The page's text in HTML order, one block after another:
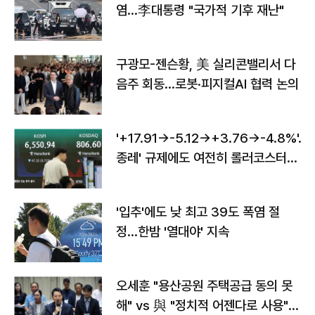
염…李대통령 "국가적 기후 재난"
구광모-젠슨황, 美 실리콘밸리서 다
음주 회동…로봇·피지컬AI 협력 논의
'+17.91→-5.12→+3.76→-4.8%'…'
종레' 규제에도 여전히 롤러코스터
'입추'에도 낮 최고 39도 폭염 절
정…한밤 '열대야' 지속
오세훈 "용산공원 주택공급 동의 못
해" vs 與 "정치적 어젠다로 사용"